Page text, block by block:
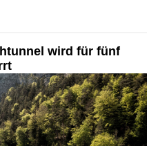
wird für fünf